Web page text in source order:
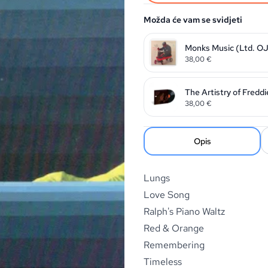
Možda će vam se svidjeti
Monks Music (Ltd.
38,00€
The Artistry of
38,00€
Opis
Lungs
Love Song
Ralph's Piano Waltz
Red & Orange
Remembering
Timeless